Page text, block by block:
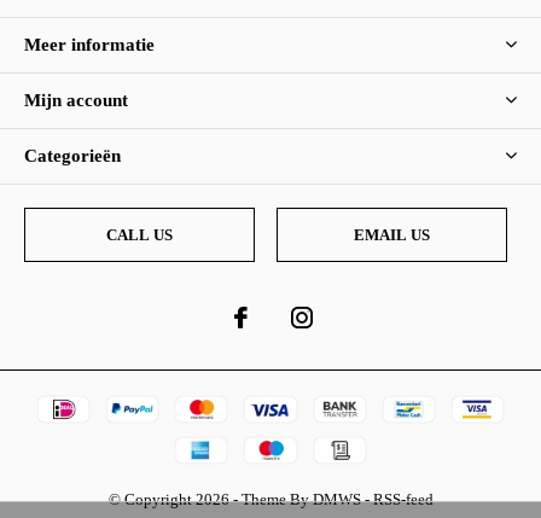
Meer informatie
Mijn account
Categorieën
CALL US EMAIL US
© Copyright2026- Theme ByDMWS-RSS-feed